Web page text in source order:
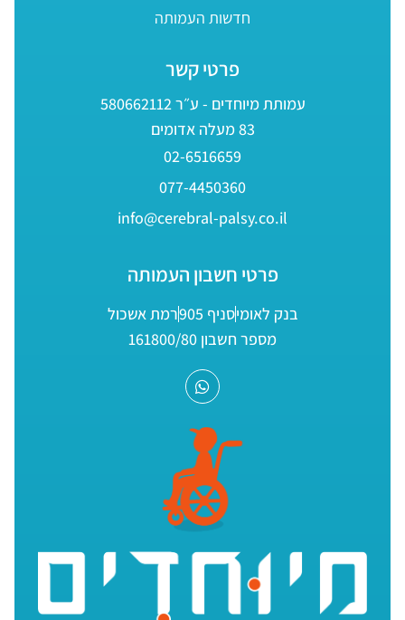
חדשות העמותה
פרטי קשר
עמותת מיוחדים - ע״ר 580662112
83 מעלה אדומים
02-6516659
077-4450360
info@cerebral-palsy.co.il
פרטי חשבון העמותה
בנק לאומיסניף 905
רמת אשכול
מספר חשבון 161800/80